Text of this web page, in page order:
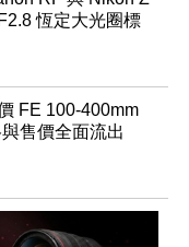
恆定大光圈標
FE 100-400mm
售價全面流出